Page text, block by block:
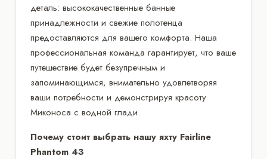
деталь: высококачественные банные
принадлежности и свежие полотенца
предоставляются для вашего комфорта. Наша
профессиональная команда гарантирует, что ваше
путешествие будет безупречным и
запоминающимся, внимательно удовлетворяя
ваши потребности и демонстрируя красоту
Миконоса с водной глади.
Почему стоит выбрать нашу яхту Fairline
Phantom 43